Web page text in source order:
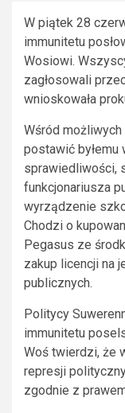
W piątek 28
immunitetu
Wosiowi.
zagłosowali
wnioskowała
Wśród
postawić
sprawiedliwości,
funkcjonariusza
wyrządzenie
Chodzi o
Pegasus ze
zakup licencji na
publicznych.
Politycy
immunitetu
Woś twierdzi, że
represji
zgodnie z